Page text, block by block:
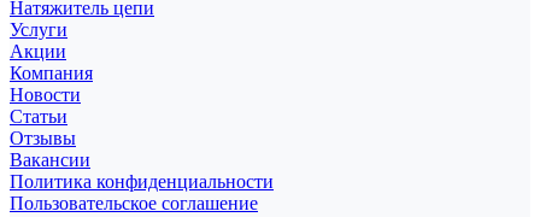
Натяжитель цепи
Услуги
Акции
Компания
Новости
Статьи
Отзывы
Вакансии
Политика конфиденциальности
Пользовательское соглашение